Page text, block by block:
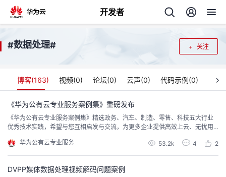
开发者
返
回
个
人
主
我
的
关注
#数据处理#
博客(163) 视频(0) 论坛(0) 云声(0) 代码示例(0)
《华为公有云专业服务案例集》重磅发布
《华为公有云专业服务案例集》精选政务、汽车、制造、零售、科技五大行业
优秀技术实践，希望与您互相启发与交流，为更多企业提供高效上云、无忧用
华为公有云专业服务
53.2k 4 2
DVPP媒体数据处理视频解码问题案例